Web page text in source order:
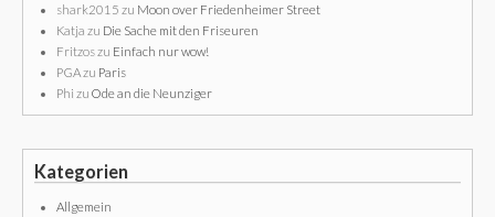
shark2015 zu Moon over Friedenheimer Street
Katja zu Die Sache mit den Friseuren
Fritzoszu Einfach nur wow!
PGAzu Paris
Phi zu Ode an die Neunziger
Kategorien
Allgemein